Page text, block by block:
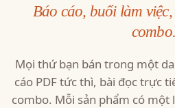
Báo cáo, buổi làm
combo.
Mọi thứ bạn bán trong một
cáo PDF tức thì, bài đọc trực
combo. Mỗi sản phẩm có một